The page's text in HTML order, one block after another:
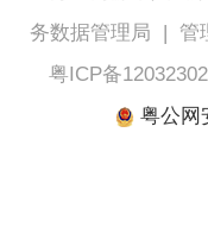
务数据管理局 | 管
粤ICP备
粤公网